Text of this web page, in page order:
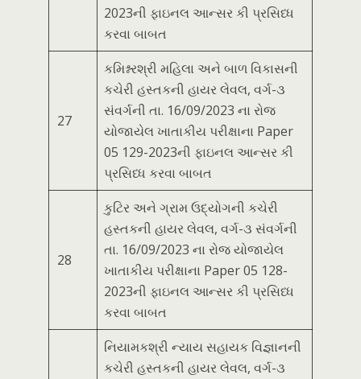
2023ની ફાઇનલ આન્સર કી પ્રસિધ્ધ
કરવા બાબત
27
કમિશ્નરશ્રી મહિલા અને બાળ વિકાસની
કચેરી હસ્તકની હાયર લેવલ, વર્ગ-૩
સંવર્ગની તા. 16/09/2023 ના રોજ
યોજાયેલ ખાતાકીય પરીક્ષાના Paper
05 129-2023ની ફાઇનલ આન્સર કી
પ્રસિધ્ધ કરવા બાબત
28
કુટિર અને ગ્રામ ઉદ્યોગની કચેરી
હસ્તકની હાયર લેવલ, વર્ગ-૩ સંવર્ગની
તા. 16/09/2023 ના રોજ યોજાયેલ
ખાતાકીય પરીક્ષાના Paper 05 128-
2023ની ફાઇનલ આન્સર કી પ્રસિધ્ધ
કરવા બાબત
નિયામકશ્રી ન્યાય સહાયક વિજ્ઞાનની
કચેરી હસ્તકની હાયર લેવલ, વર્ગ-૩